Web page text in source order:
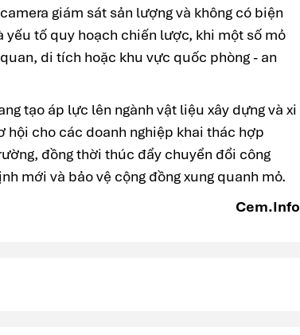
giám sát sản lượng và không có biện
tố quy hoạch chiến lược, khi một số mỏ
di tích hoặc khu vực quốc phòng - an
tạo áp lực lên ngành vật liệu xây dựng và xi
hội cho các doanh nghiệp khai thác hợp
đồng thời thúc đẩy chuyển đổi công
mới và bảo vệ cộng đồng xung quanh mỏ.
Cem.Info